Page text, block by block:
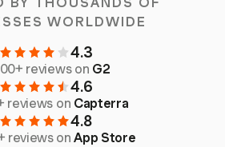
WORLDWIDE
4.3
reviews on G2
4.6
reviews on Capterra
4.8
reviews onApp Store